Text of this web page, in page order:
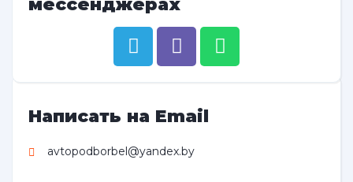
Написать на Email
avtopodborbel@yandex.by